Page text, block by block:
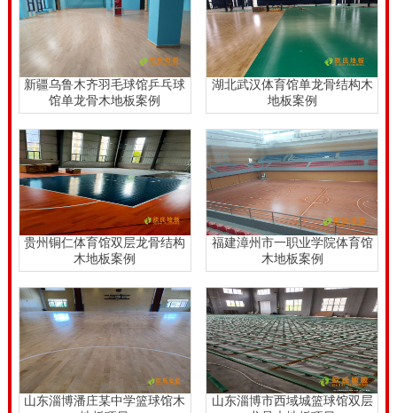
外部，通常色浅。
新疆乌鲁木齐羽毛球馆乒乓球
馆单龙骨木地板案例
湖北武汉体育馆单龙骨结构木
地板案例
贵州铜仁体育馆双层龙骨结构
木地板案例
福建漳州市一职业学院体育馆
木地板案例
山东淄博潘庄某中学篮球馆木
山东淄博市西域城篮球馆双层